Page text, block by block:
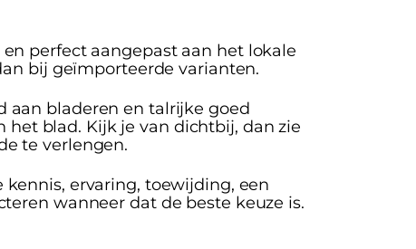
perfect aangepast aan het lokale
bij geïmporteerde varianten.
aan bladeren en talrijke goed
blad. Kijk je van dichtbij, dan zie
te verlengen.
ervaring, toewijding, een
wanneer dat de beste keuze is.